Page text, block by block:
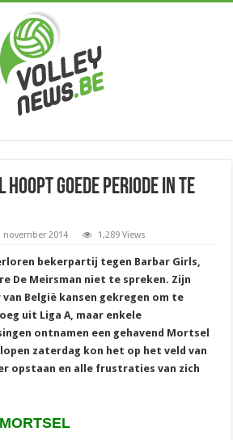
hoopt goede periode in te
november 2014 1,289 Views
bekerpartij tegen Barbar Girls,
De Meirsman niet te spreken. Zijn
van België kansen gekregen om te
uit Liga A, maar enkele
ontnamen een gehavend Mortsel
zaterdag kon het op het veld van
opstaan en alle frustraties van zich